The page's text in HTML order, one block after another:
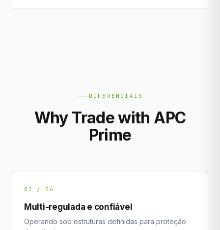
DIFERENCIAIS
Why Trade with APC
Prime
01 / 06
Multi-regulada e confiável
Operando sob estruturas definidas para proteção